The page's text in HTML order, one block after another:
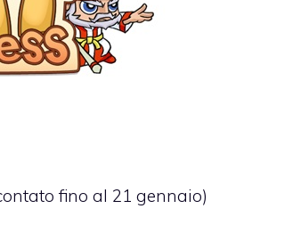
fino al 21 gennaio)